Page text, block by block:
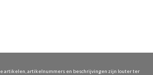
artikelen, artikelnummers en beschrijvingen zijn louter ter